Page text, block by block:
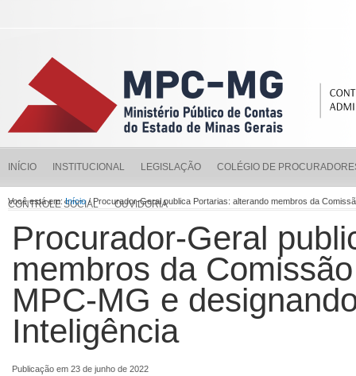
INÍCIO INSTITUCIONAL LEGISLAÇÃO COLÉGIO DE
CONTROLE SOCIAL OUVIDORIA
Você está em:Início/ Procurador-Geral publica Portarias: alterando membros da
Procurador-Geral
membros da
MPC-MG e
Inteligência
Publicação em 23 de junho de 2022